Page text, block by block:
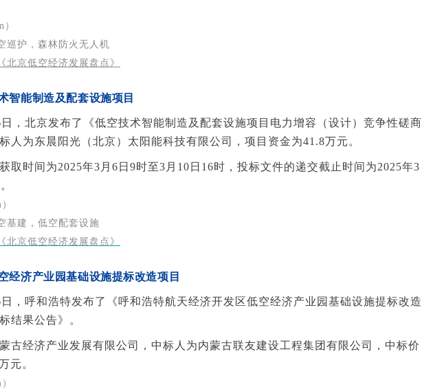
巡护，森林防火无人机
《北京低空经济发展盘点》
智能制造及配套设施项目
日，北京发布了《低空技术智能制造及配套设施项目电力增容（设计）竞争性磋商
人为东晨阳光（北京）太阳能科技有限公司，项目资金为41.8万元。
取时间为2025年3月6日9时至3月10日16时，投标文件的递交截止时间为2025年3
基建，低空配套设施
《北京低空经济发展盘点》
经济产业园基础设施提标改造项目
日，呼和浩特发布了《呼和浩特航天经济开发区低空经济产业园基础设施提标改造
结果公告》。
古经济产业发展有限公司，中标人为内蒙古联友建设工程集团有限公司，中标价
元。